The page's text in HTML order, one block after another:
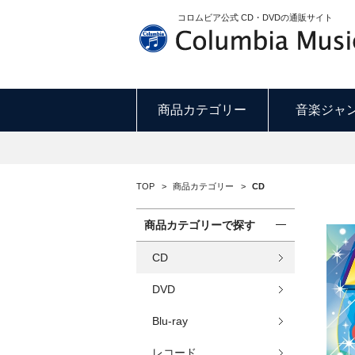
コロムビア公式 CD・DVDの通販サイト
商品カテゴリー 音楽ジャ
TOP > 商品カテゴリー > CD
商品カテゴリーで探す
CD
DVD
Blu-ray